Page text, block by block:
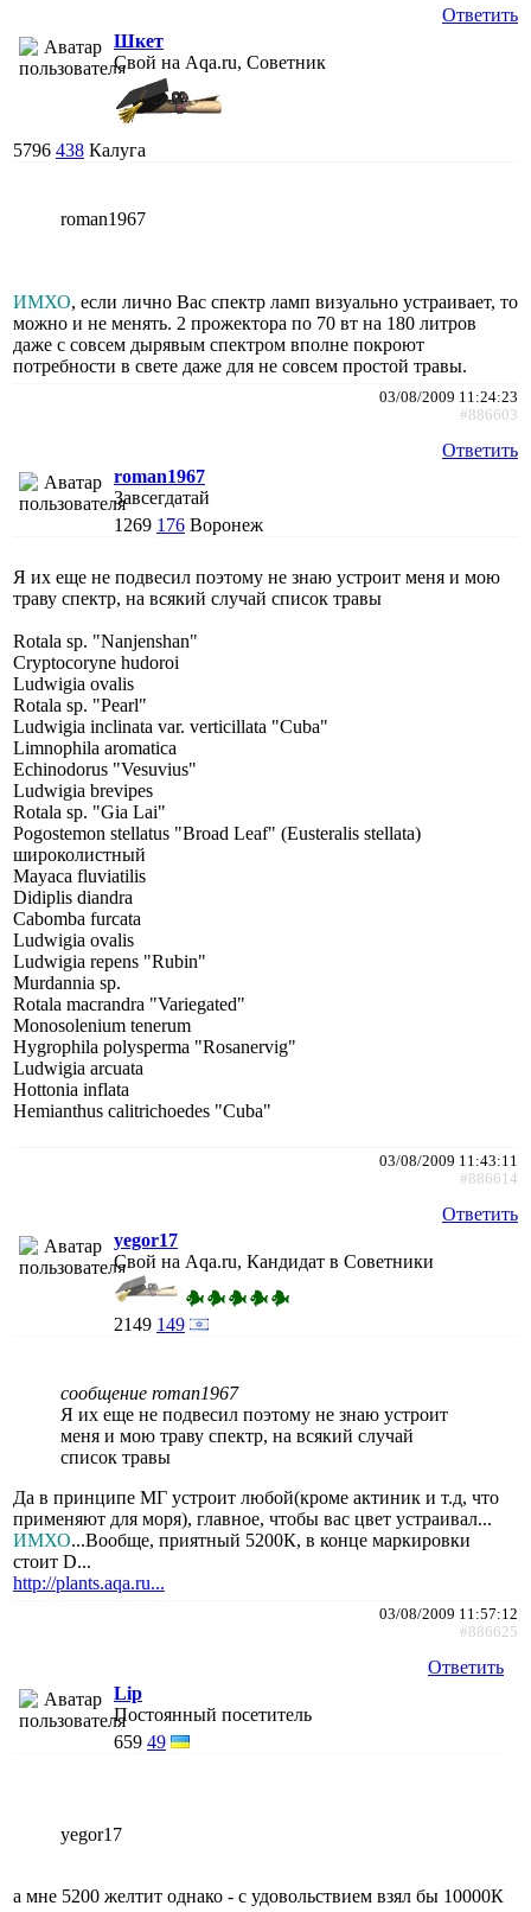
Ответить
Шкет
Свой на Aqa.ru, Советник
5796 438 Калуга
roman1967
ИМХО, если лично Вас спектр ламп визуально устраивает, то
можно и не менять. 2 прожектора по 70 вт на 180 литров
даже с совсем дырявым спектром вполне покроют
потребности в свете даже для не совсем простой травы.
03/08/2009 11:24:23
#886603
Ответить
roman1967
Завсегдатай
1269 176 Воронеж
Я их еще не подвесил поэтому не знаю устроит меня и мою
траву спектр, на всякий случай список травы
Rotala sp. "Nanjenshan"
Cryptocoryne hudoroi
Ludwigia ovalis
Rotala sp. "Pearl"
Ludwigia inclinata var. verticillata "Cuba"
Limnophila aromatica
Echinodorus "Vesuvius"
Ludwigia brevipes
Rotala sp. "Gia Lai"
Pogostemon stellatus "Broad Leaf" (Eusteralis stellata)
широколистный
Mayaca fluviatilis
Didiplis diandra
Cabomba furcata
Ludwigia ovalis
Ludwigia repens "Rubin"
Murdannia sp.
Rotala macrandra "Variegated"
Monosolenium tenerum
Hygrophila polysperma "Rosanervig"
Ludwigia arcuata
Hottonia inflata
Hemianthus calitrichoedes "Cuba"
03/08/2009 11:43:11
#886614
Ответить
yegor17
Свой на Aqa.ru, Кандидат в Советники
2149 149
сообщение roman1967
Я их еще не подвесил поэтому не знаю устроит
меня и мою траву спектр, на всякий случай
список травы
Да в принципе МГ устроит любой(кроме актиник и т.д, что
применяют для моря), главное, чтобы вас цвет устраивал...
ИМХО...Вообще, приятный 5200К, в конце маркировки
стоит D...
http://plants.aqa.ru...
03/08/2009 11:57:12
#886625
Ответить
Lip
Постоянный посетитель
659 49
yegor17
а мне 5200 желтит однако - с удовольствием взял бы 10000К